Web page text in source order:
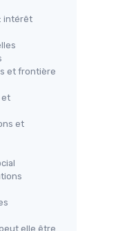
intérêt
et frontière
et
et
elle être